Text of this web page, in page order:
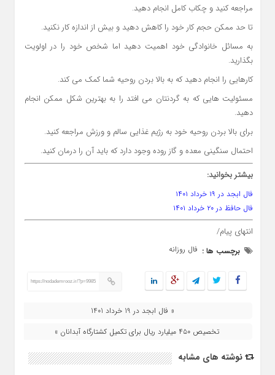
مراجعه کنید و چکاب کامل انجام دهید.
تا حد ممکن حجم کار خود را کاهش دهید و بیش از اندازه کار نکنید.
به مسائل خانوادگی خود اهمیت دهید اما شخص خود را در اولویت
بگذارید.
کارهایی را انجام دهید که به بالا بردن روحیه شما کمک می کند.
مسئولیت هایی که به گردنتان می افتد را به بهترین شکل ممکن انجام
دهید.
برای بالا بردن روحیه خود به رژیم غذایی سالم و ورزش مراجعه کنید.
احتمال سنگینی معده و گاز روده وجود دارد که باید آن را درمان کنید.
بیشتر بخوانید:
فال ابجد در ۱۹ خرداد ۱۴۰۱
فال حافظ در ۲۰ خرداد ۱۴۰۱
انتهای پیام/
برچسب ها : فال روزانه
https://nodademrooz.ir/?p=9985
« فال ابجد در 19 خرداد 1401
تخصیص ۴۵۰ میلیارد ریال برای تکمیل کشتارگاه آبدانان »
نوشته های مشابه